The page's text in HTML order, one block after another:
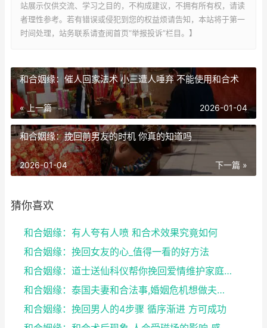
站展示仅供交流、学习之目的，不构成建议，不拥有所有权，请读
者理性参考。若有错误或侵犯到您的权益烦请告知，本站将于第一
时间处理，站务联系请查阅首页“举报投诉”栏目。】
和合姻缘：催人回家法术 小三遭人唾弃 不能使用和合术
« 上一篇 2026-01-04
和合姻缘：挽回前男友的时机 你真的知道吗
下一篇 »
2026-01-04
猜你喜欢
和合姻缘：有人夸有人喷 和合术效果究竟如何
和合姻缘：挽回女友的心_值得一看的好方法
和合姻缘：道士送仙科仪帮你挽回爱情维护家庭完整
和合姻缘：泰国夫妻和合法事,婚姻危机想做夫妻和合法...
和合姻缘：挽回男人的4步骤 循序渐进 方可成功